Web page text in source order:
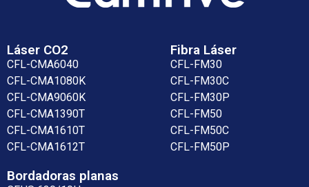
Láser CO2
CFL-CMA6040
CFL-CMA1080K
CFL-CMA9060K
CFL-CMA1390T
CFL-CMA1610T
CFL-CMA1612T
Fibra Láser
CFL-FM30
CFL-FM30C
CFL-FM30P
CFL-FM50
CFL-FM50C
CFL-FM50P
Bordadoras planas